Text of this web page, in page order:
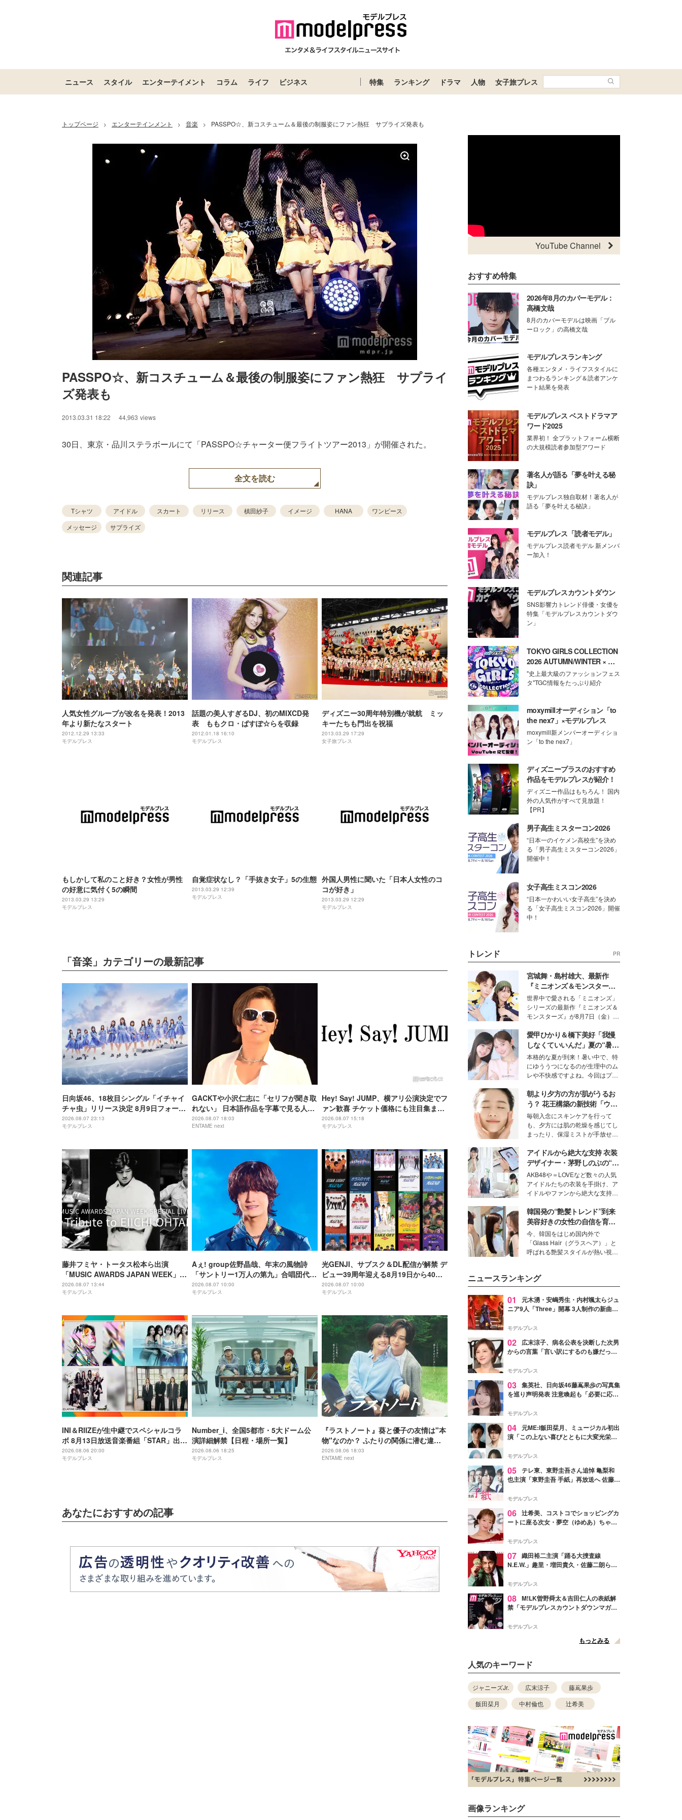
ニュース スタイル エンターテイメント コラム ライフ ビジネス 特集 ランキング ドラマ 人物 女子旅プレス
トップページ > エンターテインメント > 音楽 > PASSPO☆、新コスチューム＆最後の制服姿にファン熱狂 サプライズ発表も
PASSPO☆、新コスチューム＆最後の制服姿にファン熱狂　サプライ
ズ発表も
2013.03.31 18:22 44,963 views
30日、東京・品川ステラボールにて「PASSPO☆チャーター便フライトツアー2013」が開催された。
全文を読む
Tシャツ アイドル スカート リリース 槙田紗子 イメージ HANA
ワンピース
メッセージ
サプライズ
関連記事
人気女性グループが改名を発表！2013
年より新たなスタート
2012.12.29 13:33
モデルプレス
話題の美人すぎるDJ、初のMIXCD発
表 ももクロ・ぱすぽ☆らを収録
2012.01.18 16:10
モデルプレス
ディズニー30周年特別機が就航 ミッ
キーたちも門出を祝福
2013.03.29 17:29
女子旅プレス
もしかして私のこと好き？女性が男性
の好意に気付く5の瞬間
2013.03.29 13:29
モデルプレス
自覚症状なし？「手抜き女子」5の生態
2013.03.29 12:39
モデルプレス
外国人男性に聞いた「日本人女性のコ
コが好き」
2013.03.29 12:29
モデルプレス
「音楽」カテゴリーの最新記事
日向坂46、18枚目シングル「イチャイ
チャ虫」リリース決定 8月9日フォーメ
ーション発表へ
2026.08.07 23:13
モデルプレス
GACKTや小沢仁志に「セリフが聞き取
れない」 日本語作品を字幕で見る人が
増えている背景
2026.08.07 18:03
ENTAME next
Hey! Say! JUMP、横アリ公演決定でフ
ァン歓喜 チケット価格にも注目集まる
「激アツ」「平成に戻ったみたい」
2026.08.07 15:18
モデルプレス
藤井フミヤ・トータス松本ら出演
「MUSIC AWARDS JAPAN WEEK」人
気2公演、Leminoで配信決定
2026.08.07 13:44
モデルプレス
Aぇ! group佐野晶哉、年末の風物詩
「サントリー1万人の第九」合唱団代表
に就任 3か月のレッスン経て本番に臨
む
2026.08.07 10:00
モデルプレス
光GENJI、サブスク＆DL配信が解禁 デ
ビュー39周年迎える8月19日から40周
年まで1年かけてリリース当時の日付に
順次配信予定
2026.08.07 10:00
モデルプレス
INI＆RIIZEが生中継でスペシャルコラ
ボ 8月13日放送音楽番組「STAR」出演
アーティスト発表
2026.08.06 20:00
モデルプレス
Number_i、全国5都市・5大ドーム公
演詳細解禁【日程・場所一覧】
2026.08.06 18:25
モデルプレス
『ラストノート』葵と優子の友情は"本
物"なのか？ ふたりの関係に潜む違和
感の正体
2026.08.06 18:03
ENTAME next
あなたにおすすめの記事
YouTube Channel
おすすめ特集
2026年8月のカバーモデル：
高橋文哉
8月のカバーモデルは映画「ブル
ーロック」の高橋文哉
モデルプレスランキング
各種エンタメ・ライフスタイルに
まつわるランキング＆読者アンケ
ート結果を発表
モデルプレス ベストドラマア
ワード2025
業界初！ 全プラットフォーム横断
の大規模読者参加型アワード
著名人が語る「夢を叶える秘
訣」
モデルプレス独自取材！著名人が
語る「夢を叶える秘訣」
モデルプレス「読者モデル」
モデルプレス読者モデル 新メンバ
ー加入！
モデルプレスカウントダウン
SNS影響力トレンド俳優・女優を
特集「モデルプレスカウントダウ
ン」
TOKYO GIRLS COLLECTION
2026 AUTUMN/WINTER × モ
デルプレス
"史上最大級のファッションフェス
タ"TGC情報をたっぷり紹介
moxymillオーディション「to
the nex7」×モデルプレス
moxymill新メンバーオーディショ
ン「to the nex7」
ディズニープラスのおすすめ
作品をモデルプレスが紹介！
ディズニー作品はもちろん！ 国内
外の人気作がすべて見放題！
【PR】
男子高生ミスターコン2026
“日本一のイケメン高校生”を決め
る「男子高生ミスターコン2026」
開催中！
女子高生ミスコン2026
“日本一かわいい女子高生”を決め
る「女子高生ミスコン2026」開催
中！
トレンド PR
宮城舞・島村雄大、最新作
『ミニオンズ＆モンスター
ズ』の魅力熱弁 ハチャメチャ
だけじゃない“友情と絆”に感
動
世界中で愛される「ミニオンズ」
シリーズの最新作『ミニオンズ＆
モンスターズ』が8月7日（金）に
ニオン好き”という共通点を持つモ
デルの宮城舞と島村雄大の特別対
談をお届け！それぞれの視点か
ら、今作ならではの魅力や予想外
の感動をもたらす奥深いストーリ
ーについて熱く語り合ってもらっ
た。
愛甲ひかり＆橋下美好「我慢
しなくていいんだ」夏の“暑さ
対策”の新しい選択肢とは？
本格的な夏が到来！暑い中で、特
にゆううつになるのが生理中のム
レや不快感ですよね。今回はプラ
モデル・愛甲ひかりさんと橋下美
好さんを迎えて本音で女子会トー
ク。猛暑のお出かけを快適に過ご
すヒントや、2人が感動した夏の
生理の新常識にも迫りました。
朝より夕方の方が肌がうるお
う？ 花王構築の新技術「ウォ
ーターキャプチャリングスキ
ン（捕水肌）」がスキンケア
の常識を変える予感
毎朝入念にスキンケアを行って
も、夕方には肌の乾燥を感じてし
まったり、保湿ミストが手放せな
な美容の常識を大きく変える可能
性を秘めた、革新的な「Water
Capturing Skin（ウォーターキャ
プチャリングスキン：捕水肌）」
技術を、花王が構築した。
アイドルから絶大な支持 衣装
デザイナー・茅野しのぶの“可
愛い”を作る美学＜「シチズン
クロスシー」インタビュー＞
AKB48や＝LOVEなど数々の人気
アイドルたちの衣装を手掛け、ア
イドルやファンから絶大な支持を
取締役兼クリエイティブディレク
ター・茅野しのぶ。一人ひとりの
個性に寄り添い、魅力を引き出す
衣装作りは、多くの女性たちに勇
気と自信を与え続けている。
韓国発の“艶髪トレンド”到来
美容好きの女性の自信を育む
「ヘアケア事情」って？
今、韓国をはじめ国内外で
「Glass Hair（グラスヘア）」と
呼ばれる艶髪スタイルが熱い視線
して、“髪そのものの美しさ”に改
めて注目する人が増えている様
子。今回は、そんな憧れの艶やか
な髪を日常で叶える、美容好きの
ます。
ニュースランキング
01
元木湧・安嶋秀生・内村颯太らジュ
ニア9人「Three」開幕 3人制作の新曲＆
進んで夢を掴みたい」【ゲネプロレポ】
モデルプレス
02
広末涼子、病名公表を決断した次男
からの言葉「言い訳にするのも嫌だっ
モデルプレス
03 集英社、日向坂46藤嶌果歩の写真集
を巡り声明発表 注意喚起も「必要に応じ
モデルプレス
04 元ME:I飯田栞月、ミュージカル初出
演「この上ない喜びとともに大変光栄」
ャスト発表
モデルプレス
05 テレ東、東野圭吾さん追悼 亀梨和
也主演「東野圭吾 手紙」再放送へ 佐藤隆
モデルプレス
06 辻希美、コストコでショッピングカ
ートに座る次女・夢空（ゆめあ）ちゃん
ぎ」「成長を感じる」の声
モデルプレス
07 織田裕二主演「踊る大捜査線
N.E.W.」趣里・増田貴久・佐藤二朗ら新
徴する“謎のキーワード”も
モデルプレス
08 M!LK曽野舜太＆吉田仁人の表紙解
禁「モデルプレスカウントダウンマガジ
モデルプレス
もっとみる
人気のキーワード
ジャニーズJr. 広末涼子
藤嶌果歩
飯田栞月
中村倫也 辻希美
画像ランキング